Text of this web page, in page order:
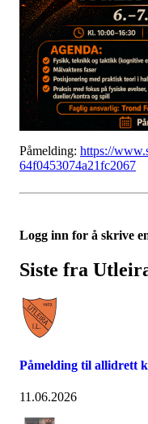
Påmelding: https://
64f0453074a21fc2067
Logg inn for å skrive
Siste fra
Påmelding til allidrett
11.06.2026